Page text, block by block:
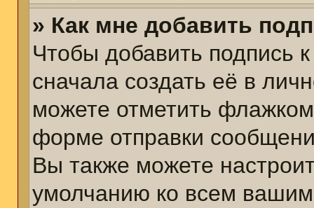
» Как мне добавить
Чтобы добавить
сначала создать её в
можете отметить
форме отправки
Вы также можете
умолчанию ко всем